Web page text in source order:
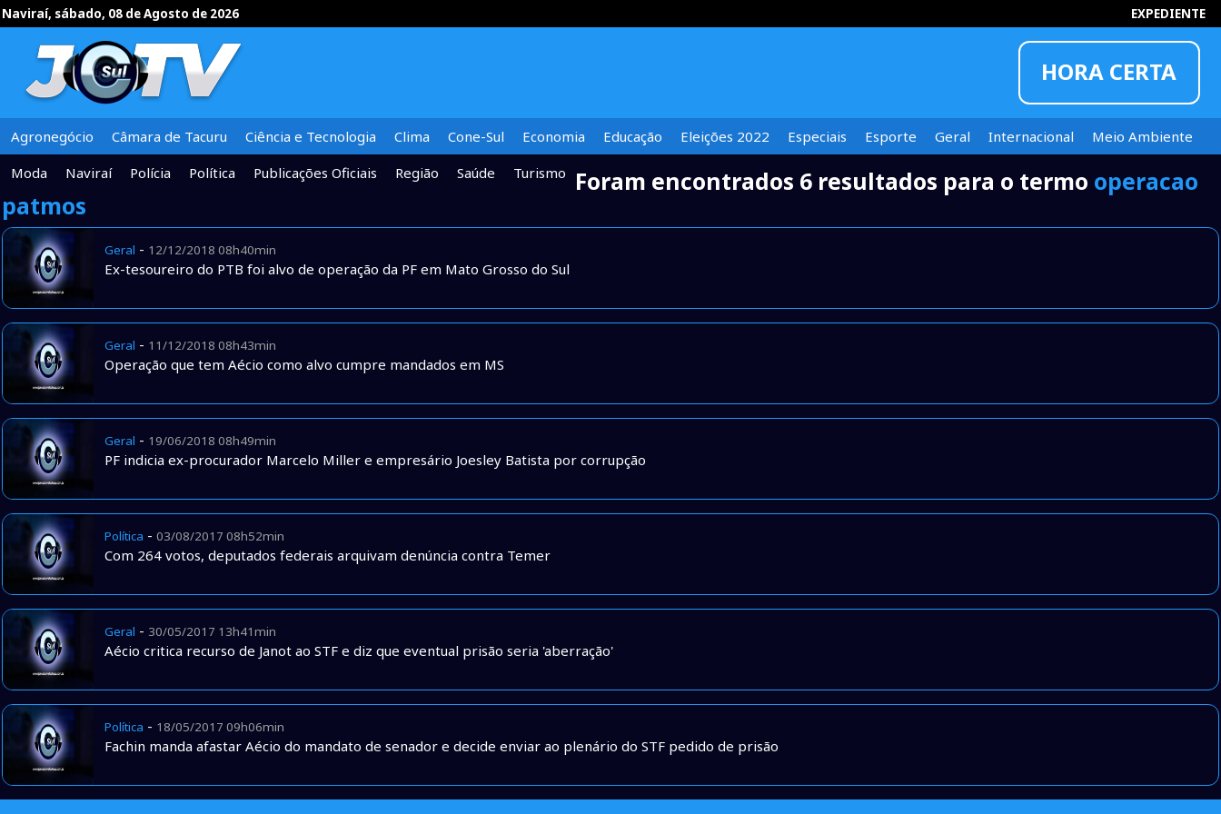
Naviraí, sábado, 08 de Agosto de 2026 EXPEDIENTE
HORA CERTA
INFORMOU
Agronegócio Câmara de Tacuru Ciência e Tecnologia Clima Cone-Sul Economia Educação Eleições 2022 Especiais Esporte Geral Internacional
Meio Ambiente
Moda
Naviraí Polícia Política Publicações Oficiais Região Saúde Turismo Foram encontrados 6 resultados para o termo operacao
patmos
Geral - 12/12/2018 08h40min
Ex-tesoureiro do PTB foi alvo de operação da PF em Mato Grosso do Sul
Geral - 11/12/2018 08h43min
Operação que tem Aécio como alvo cumpre mandados em MS
Geral - 19/06/2018 08h49min
PF indicia ex-procurador Marcelo Miller e empresário Joesley Batista por corrupção
Política - 03/08/2017 08h52min
Com 264 votos, deputados federais arquivam denúncia contra Temer
Geral - 30/05/2017 13h41min
Aécio critica recurso de Janot ao STF e diz que eventual prisão seria 'aberração'
Política - 18/05/2017 09h06min
Fachin manda afastar Aécio do mandato de senador e decide enviar ao plenário do STF pedido de prisão